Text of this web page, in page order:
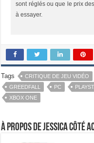
sont réglés ou que le prix
à essayer.
Tags CRITIQUE DE JEU VIDÉO
GREEDFALL
PC
XBOX ONE
À propos de Jessica Côté